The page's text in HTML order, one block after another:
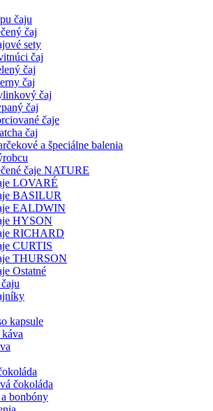
čaju
čaj
sety
čaj
čaj
čaj
čaj
čaj
čaje
čaj
a špeciálne balenia
čaje NATURE
LOVARÉ
BASILUR
EALDWIN
HYSON
RICHARD
CURTIS
THURSON
Ostatné
kapsule
čokoláda
bonbóny